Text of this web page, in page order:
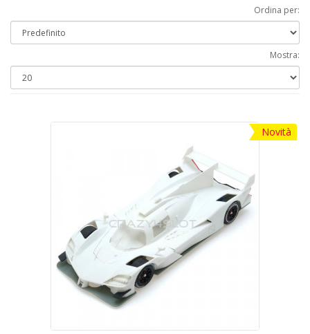
Ordina per:
Mostra:
Novità